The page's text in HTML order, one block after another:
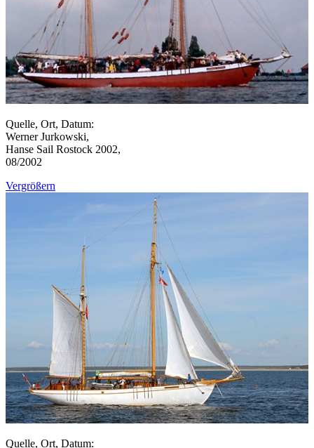
Quelle, Ort, Datum:
Werner Jurkowski,
Hanse Sail Rostock 2002,
08/2002
Vergrößern
Quelle, Ort, Datum: